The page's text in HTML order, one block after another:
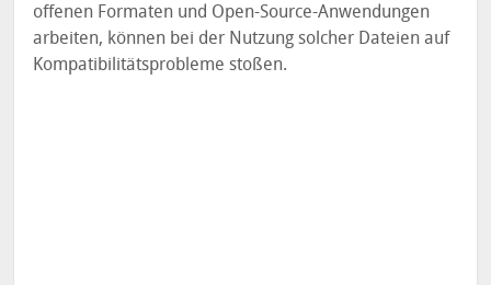
offenen Formaten und Open-Source-Anwendungen
arbeiten, können bei der Nutzung solcher Dateien auf
Kompatibilitätsprobleme stoßen.